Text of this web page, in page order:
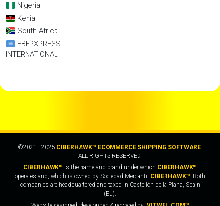
Nigeria
Kenia
South Africa
EBEPXPRESS
INTERNATIONAL
©2021 - 2025 CIBERHAWK™ ECOMMERCE SHIPPING SOFTWARE.
ALL RIGHTS RESERVED.
CIBERHAWK™ is the name and brand under which CIBERHAWK™
operates and, which is owned by Sociedad Mercantil CIBERHAWK™. Both
companies are headquartered and taxed in Castellón de la Plana, Spain
(EU).